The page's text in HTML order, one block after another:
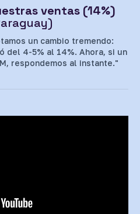
ventas (14%)
un cambio tremendo:
del 4-5% al 14%. Ahora, si un
respondemos al instante."